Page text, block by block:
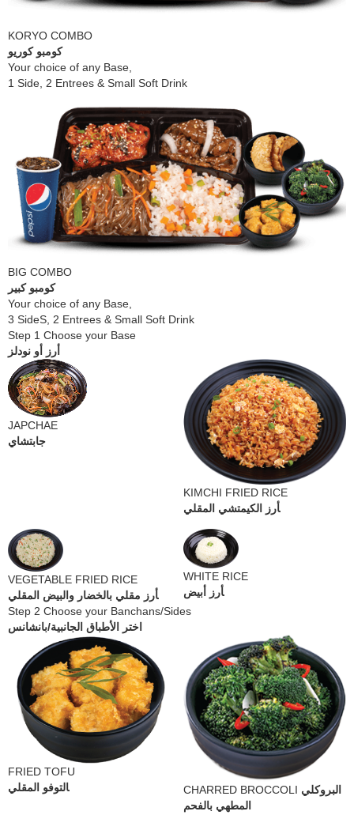
KORYO COMBO
كومبو كوريو
​Your choice of any Base,
1 Side, 2 Entrees & Small Soft Drink
BIG COMBO
كومبو كبير
Your choice of any Base,
3 SideS, 2 Entrees & Small Soft Drink
Step 1 Choose your Base
أرز أو نودلز
JAPCHAE
جابتشاي
KIMCHI FRIED RICE
أرز الكيمتشي المقلي
VEGETABLE FRIED RICE
أرز مقلي بالخضار والبيض المقلي
WHITE RICE
أرز أبيض
Step 2 Choose your Banchans/Sides
اختر الأطباق الجانبية/بانشانس
FRIED TOFU
التوفو المقلي
CHARRED BROCCOLI البروكلي
المطهي بالفحم